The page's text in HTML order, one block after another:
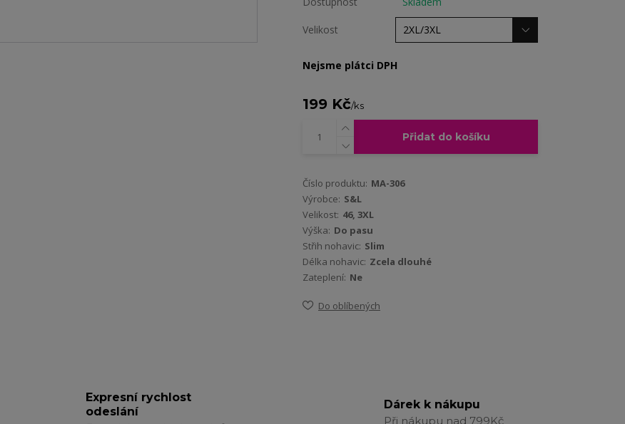
Velikost
Nejsme plátci DPH
199 Kč/ks
Přidat do košíku
Číslo produktu: MA-306
Výrobce: S&L
Velikost: 46, 3XL
Výška: Do pasu
Střih nohavic: Slim
Délka nohavic: Zcela dlouhé
Zateplení: Ne
Do oblíbených
Expresní rychlost
odeslání
Dárek k nákupu
Při nákupu nad 799Kč